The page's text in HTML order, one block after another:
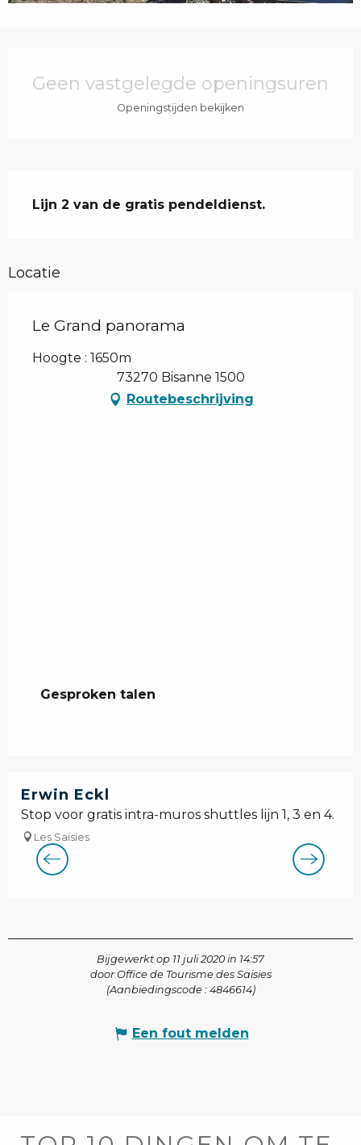
Geen vastgelegde openingsuren
Openingstijden bekijken
Lijn 2 van de gratis pendeldienst.
Locatie
Le Grand panorama
Hoogte : 1650m
73270 Bisanne 1500
Routebeschrijving
Gesproken talen
Gesproken talen
Erwin Eckl
Stop voor gratis intra-muros shuttles lijn 1, 3 en 4.
Les Saisies
Bijgewerkt op 11 juli 2020 in 14:57
door Office de Tourisme des Saisies
(Aanbiedingscode : 4846614)
Een fout melden